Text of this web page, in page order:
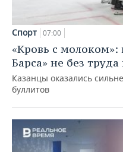
Спорт 07:00
«Кровь с
Барса» не без
Казанцы оказались
буллитов